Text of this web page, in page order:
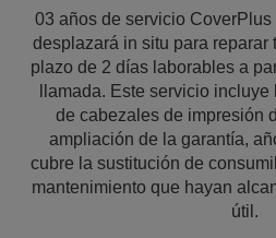
03 años de servicio
desplazará in situ para reparar
plazo de 2 días laborables a
llamada. Este servicio
de cabezales de impresión
ampliación de la garantía,
cubre la sustitución de
mantenimiento que hayan
útil.